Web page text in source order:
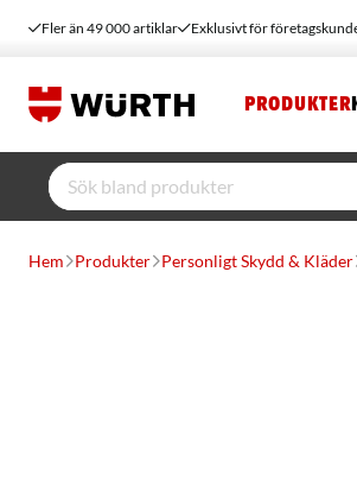
Fler än 49 000 artiklar Exklusivt för
PRODUKTER
Hem Produkter Personligt Skydd & Kläder